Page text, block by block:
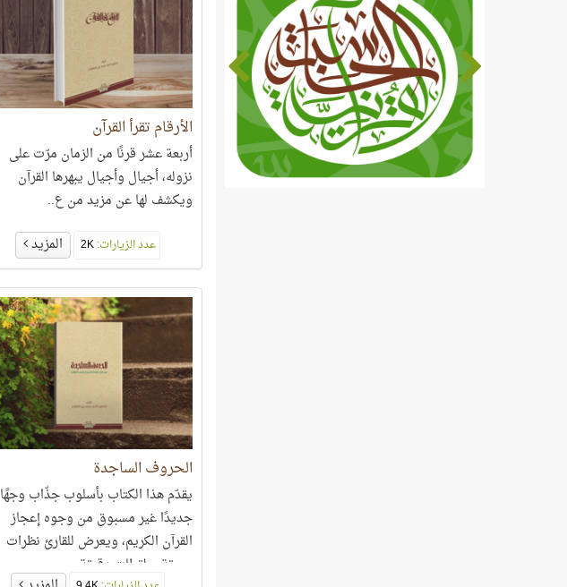
الأرقام تقرأ القرآن
أربعة عشر قرنًا من الزمان مرّت على
نزوله، أجيال وأجيال يبهرها القرآن
ويكشف لها عن مزيد من ع..
عدد الزيارات:2K المزيد
الحروف الساجدة
يقدّم هذا الكتاب بأسلوب جذّاب وجهًا
جديدًا غير مسبوق من وجوه إعجاز
القرآن الكريم، ويعرض للقارئ نظرات
عميقة، ولقطات دقيقة